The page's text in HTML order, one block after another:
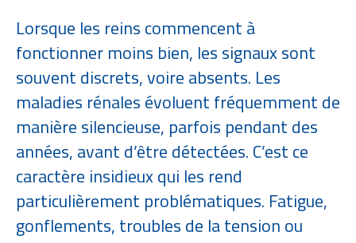
Lorsque les reins commencent à
fonctionner moins bien, les signaux sont
souvent discrets, voire absents. Les
maladies rénales évoluent fréquemment de
manière silencieuse, parfois pendant des
années, avant d’être détectées. C’est ce
caractère insidieux qui les rend
particulièrement problématiques. Fatigue,
gonflements, troubles de la tension ou